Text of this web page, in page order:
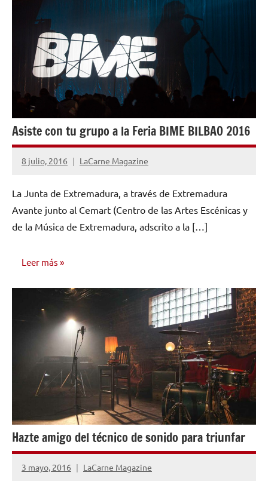
Asiste con tu grupo a la Feria BIME BILBAO 2016
8 julio, 2016 LaCarne Magazine
No
comentarios
La Junta de Extremadura, a través de Extremadura
Avante junto al Cemart (Centro de las Artes Escénicas y
de la Música de Extremadura, adscrito a la […]
Leer más
Hazte amigo del técnico de sonido para triunfar
3 mayo, 2016 LaCarne Magazine
2